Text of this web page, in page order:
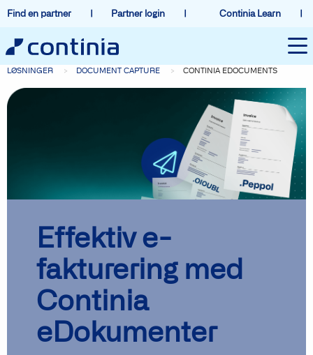
Find en partner Partner login Continia Learn
LØSNINGER DOCUMENT CAPTURE CONTINIA EDOCUMENTS
Effektiv e-
fakturering med
Continia
eDokumenter